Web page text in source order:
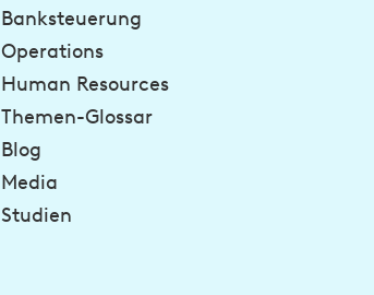
Banksteuerung
Operations
Human Resources
Themen-Glossar
Blog
Media
Studien